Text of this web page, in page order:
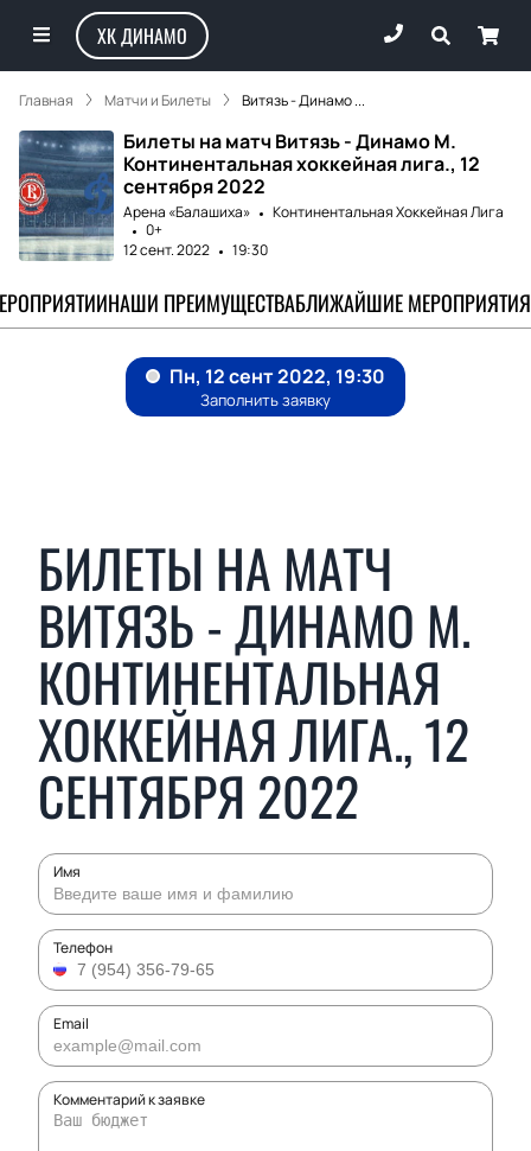
ХК ДИНАМО
Главная Матчи и Билеты Витязь - Динамо ...
Билеты на матч Витязь - Динамо М.
Континентальная хоккейная лига., 12
сентября 2022
Арена «Балашиха»
Континентальная Хоккейная Лига
0+
12 сент. 2022
19:30
НАШИ ПРЕИМУЩЕСТВАБЛИЖАЙШИЕ МЕРОПРИЯТИЯ
БИЛЕТЫ НА МАТЧ
ВИТЯЗЬ - ДИНАМО М.
КОНТИНЕНТАЛЬНАЯ
ХОККЕЙНАЯ ЛИГА., 12
СЕНТЯБРЯ 2022
Имя
Телефон
Email
Комментарий к заявке